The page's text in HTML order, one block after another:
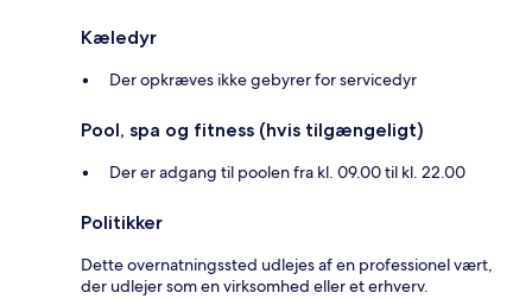
Kæledyr
Der opkræves ikke gebyrer for servicedyr
Pool, spa og fitness (hvis tilgængeligt)
Der er adgang til poolen fra kl. 09.00 til kl. 22.00
Politikker
Dette overnatningssted udlejes af en professionel vært,
der udlejer som en virksomhed eller et erhverv.